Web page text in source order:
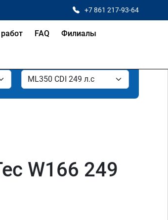
+7 861 217-93-64
FAQ Филиалы
W166 249